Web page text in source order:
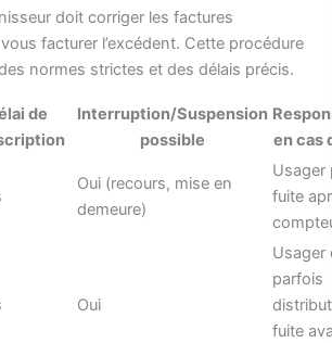
doit corriger les factures
facturer l’excédent. Cette procédure
normes strictes et des délais précis.
de
Interruption/Suspension
possible
en cas
Oui (recours, mise en
demeure)
Usager
fuite
Oui
Usager
parfois
fuite